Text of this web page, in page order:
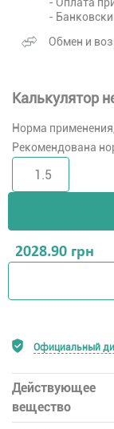
-
Обмен и
Калькулятор
Норма
Рекомендована
2028.90 грн
Официальный
Действующее
вещество